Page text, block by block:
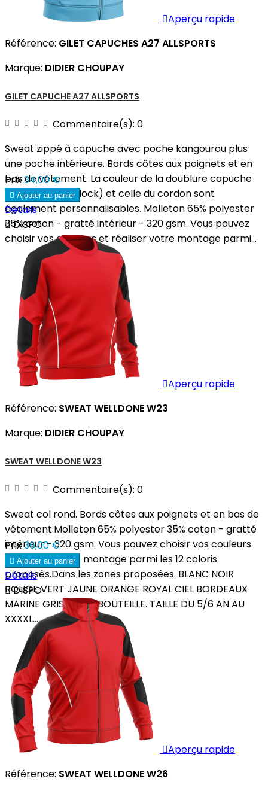
Aperçu rapide
Référence: GILET CAPUCHES A27 ALLSPORTS
Marque: DIDIER CHOUPAY
GILET CAPUCHE A27 ALLSPORTS
Commentaire(s): 0
Sweat zippé à capuche avec poche kangourou plus
une poche intérieure. Bords côtes aux poignets et en
bas de vêtement. La couleur de la doublure capuche
(polyester interlock) et celle du cordon sont
également personnalisables. Molleton 65% polyester
35% coton - gratté intérieur - 320 gsm. Vous pouvez
choisir vos couleurs et réaliser votre montage parmi...
Prix34,00 €
 Ajouter au panier
Détails
DISPO
Aperçu rapide
Référence: SWEAT WELLDONE W23
Marque: DIDIER CHOUPAY
SWEAT WELLDONE W23
Commentaire(s): 0
Sweat col rond. Bords côtes aux poignets et en bas de
vêtement.Molleton 65% polyester 35% coton - gratté
intérieur - 320 gsm. Vous pouvez choisir vos couleurs
et réaliser votre montage parmi les 12 coloris
proposés.Dans les zones proposées. BLANC NOIR
ROUGE VERT JAUNE ORANGE ROYAL CIEL BORDEAUX
MARINE GRIS VERT BOUTEILLE. TAILLE DU 5/6 AN AU
XXXXL...
Prix36,00 €
 Ajouter au panier
Détails
DISPO
Aperçu rapide
Référence: SWEAT WELLDONE W26